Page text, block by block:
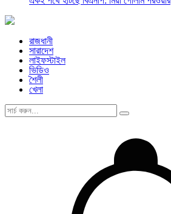
রাজধানী
সারাদেশ
লাইফস্টাইল
ভিডিও
শৈলী
খেলা